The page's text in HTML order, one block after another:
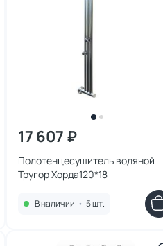
17 607 ₽
Полотенцесушитель водяной
Тругор Хорда120*18
В наличии • 5 шт.